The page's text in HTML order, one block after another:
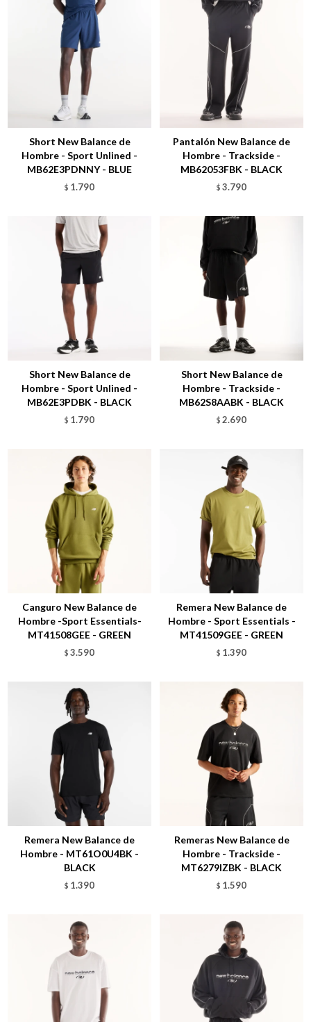
Short New Balance de
Hombre - Sport Unlined -
MB62E3PDNNY - BLUE
$ 1.790
Pantalón New Balance de
Hombre - Trackside -
MB62053FBK - BLACK
$ 3.790
Short New Balance de
Hombre - Sport Unlined -
MB62E3PDBK - BLACK
$ 1.790
Short New Balance de
Hombre - Trackside -
MB62S8AABK - BLACK
$ 2.690
Canguro New Balance de
Hombre -Sport Essentials-
MT41508GEE - GREEN
$ 3.590
Remera New Balance de
Hombre - Sport Essentials -
MT41509GEE - GREEN
$ 1.390
Remera New Balance de
Hombre - MT61O0U4BK -
BLACK
$ 1.390
Remeras New Balance de
Hombre - Trackside -
MT6279IZBK - BLACK
$ 1.590